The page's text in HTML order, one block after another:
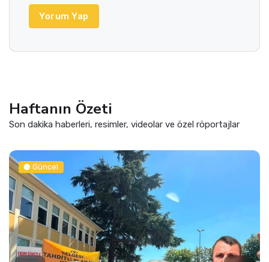
Yorum Yap
Haftanın Özeti
Son dakika haberleri, resimler, videolar ve özel röportajlar
Güncel